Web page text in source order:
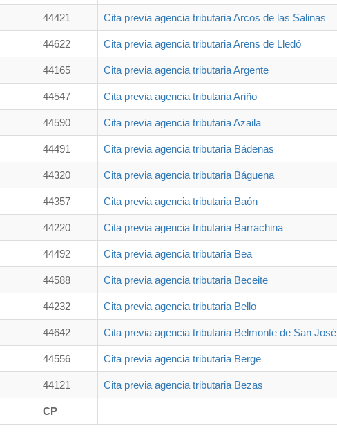
44421 Cita previa agencia tributaria Arcos de las Salinas
44622 Cita previa agencia tributaria Arens de Lledó
44165 Cita previa agencia tributaria Argente
44547 Cita previa agencia tributaria Ariño
44590 Cita previa agencia tributaria Azaila
44491 Cita previa agencia tributaria Bádenas
44320 Cita previa agencia tributaria Báguena
44357 Cita previa agencia tributaria Baón
44220 Cita previa agencia tributaria Barrachina
44492 Cita previa agencia tributaria Bea
44588 Cita previa agencia tributaria Beceite
44232 Cita previa agencia tributaria Bello
44642 Cita previa agencia tributaria Belmonte de San José
44556 Cita previa agencia tributaria Berge
44121 Cita previa agencia tributaria Bezas
CP